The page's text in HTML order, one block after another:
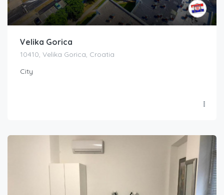
Velika Gorica
10410, Velika Gorica, Croatia
City